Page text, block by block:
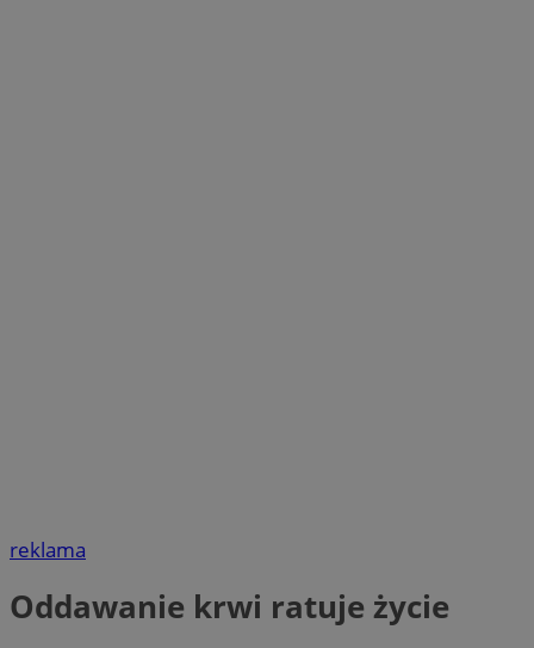
reklama
Oddawanie krwi ratuje życie